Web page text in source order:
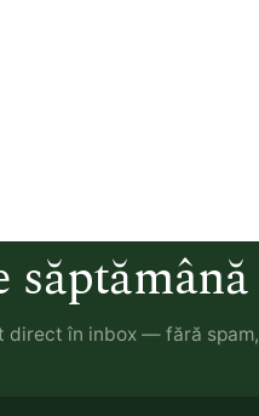
săptămână
direct în inbox — fără spam,